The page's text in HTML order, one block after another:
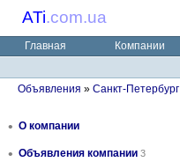
ATi.com.ua
Главная Компании
Объявления » Санкт-Петербург
• О компании
• Объявления компании 3